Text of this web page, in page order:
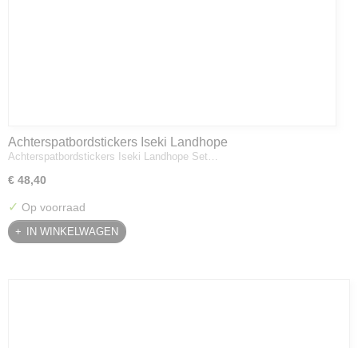
Achterspatbordstickers Iseki Landhope
Achterspatbordstickers Iseki Landhope Set…
€ 48,40
✓ Op voorraad
IN WINKELWAGEN